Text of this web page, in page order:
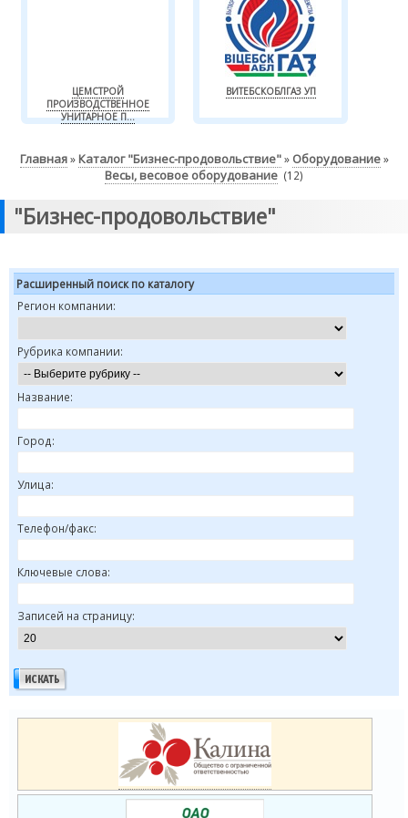
ЦЕМСТРОЙ
ПРОИЗВОДСТВЕННОЕ
УНИТАРНОЕ П...
ВИТЕБСКОБЛГАЗ УП
Главная» Каталог "Бизнес-продовольствие"» Оборудование»
Весы, весовое оборудование (12)
"Бизнес-продовольствие"
Расширенный поиск по каталогу
Регион компании:
Рубрика компании:
Название:
Город:
Улица:
Телефон/факс:
Ключевые слова:
Записей на страницу: